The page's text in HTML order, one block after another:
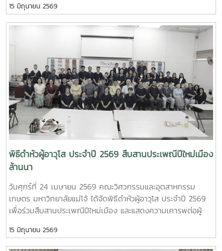
ศาสตร์ ได้นำเสนอผลงานวิจัยเด่น รวมถึงหน่วยปฏิบัติการและห้อง
ปฏิบัติการเฉพาะทางของแต่ละหลักสูตร ก่อนนำเยี่ยมชมห้อง
ปฏิบัติการและหน่วยวิจัยต่าง ๆ ภายในคณะฯ เพื่อแลกเปลี่ยนองค์
อนาคตFaculty of Engineering and Agro-Industry, Maejo
University Welcomes Professor Ken’ichi Yano from Mie
University, Japan, for Academic Collaboration
Discussion and Student Exchange OpportunitiesOn
Wednesday, May 6, 2026, Asst. Prof. Dr. Kanjana
Narkprasom, Dean of the Faculty of Engineering and
Agro-Industry, Maejo University, together with faculty
administrators, lecturers, and representatives from the
Agricultural Engineering Program, Food Engineering
Program, Food Science Program, Graduate Programs, and
Faculty of Nursing, warmly welcomed Professor Ken’ichi
Yano from the Faculty of Engineering, Mie University,
Japan.Professor Ken’ichi Yano currently serves as
Assistant to the President for Early-Career Researcher
Development and Head of the Intelligent Robotics
Laboratory, Department of Mechanical Engineering, Mie
ป๋าเวณีปี๋ใหม่เมือง” ประจำปี 2569ในการนี้ คณะวิศวกรรมและ
อุตสาหกรรมเกษตรได้ร่วมตั้งแถวขบวนอย่างเป็นระเบียบ โดยมี ผู้
ช่วยศาสตราจารย์ ดร.ธีระพล เสนพันธุ์ เป็นผู้ถือป้ายประจำขบวน
สะท้อนถึงความพร้อมเพรียงและความเป็นหนึ่งเดียวของบุคลากร
ในคณะฯกิจกรรมดังกล่าวจัดขึ้นเพื่อสืบสานประเพณีปีใหม่เมือง
ของชาวล้านนา และเปิดโอกาสให้บุคลากรได้ร่วมแสดงความเคารพ
คารวะ และขอพรจากผู้อาวุโสและผู้บริหารมหาวิทยาลัย อันเป็นการ
ส่งเสริมคุณค่าทางวัฒนธรรมและความสัมพันธ์อันดีภายในองค์กร
ณ อาคารศูนย์กีฬาทศมิตรทรบพิตร มหาวิทยาลัยแม่โจ้ จังหวัด
เชียงใหม่นอกจากนี้ คณะวิศวกรรมและอุตสาหกรรมเกษตรยังได้
ส่งบุคลากรเข้าร่วมกิจกรรมภายในงาน อาทิ การประกวดลาบ
เมือง และการประกวดนวัตกรรมการแปรรูปผลิตผลทางการเกษตร
เป็นเครื่องดื่มด้วยภูมิปัญญาท้องถิ่น ซึ่งแสดงถึงศักยภาพและ
ความคิดสร้างสรรค์ของบุคลากรคณะฯ การเข้าร่วมกิจกรรมใน
วัฒนธรรมอันดีงามของบุคลากรคณะวิศวกรรมและอุตสาหกรรม
เกษตรอย่างต่อเนื่อง
15 มิถุนายน 2569
พิธีดำหัวผู้อาวุโส ประจำปี 2569 สืบสานประเพณีปีใหม่เมือง
ล้านนา
วันศุกร์ที่ 24 เมษายน 2569 คณะวิศวกรรมและอุตสาหกรรม
เกษตร มหาวิทยาลัยแม่โจ้ ได้จัดพิธีดำหัวผู้อาวุโส ประจำปี 2569
เพื่อร่วมสืบสานประเพณีปีใหม่เมือง และแสดงความเคารพต่อผู้
จาก รองศาสตราจารย์ ดร.เทพ พงษ์พานิช นายกสภา
มหาวิทยาลัย เข้าร่วมกิจกรรม พร้อมกล่าวอวยพรเนื่องในโอกาสปี
15 มิถุนายน 2569